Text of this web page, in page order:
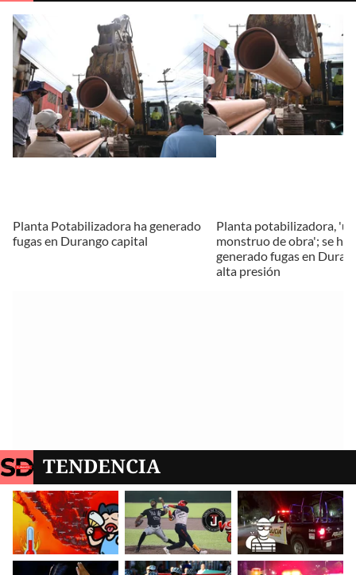
Planta Potabilizadora ha generado
fugas en Durango capital
Planta potabilizadora, 'un
monstruo de obra'; se han
generado fugas en
alta presión
TENDENCIA